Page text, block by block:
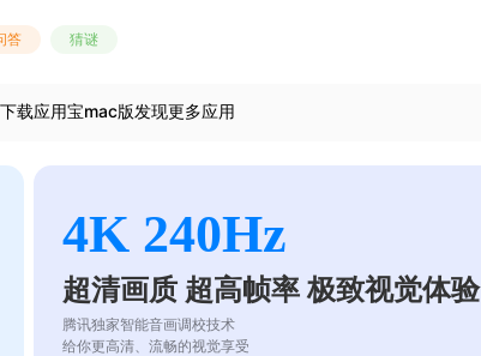
答 猜谜
载应用宝mac版发现更多应用
4K 240Hz
超清画质 超高帧率 极致视觉体验
腾讯独家智能音画调校技术
给你更高清、流畅的视觉享受